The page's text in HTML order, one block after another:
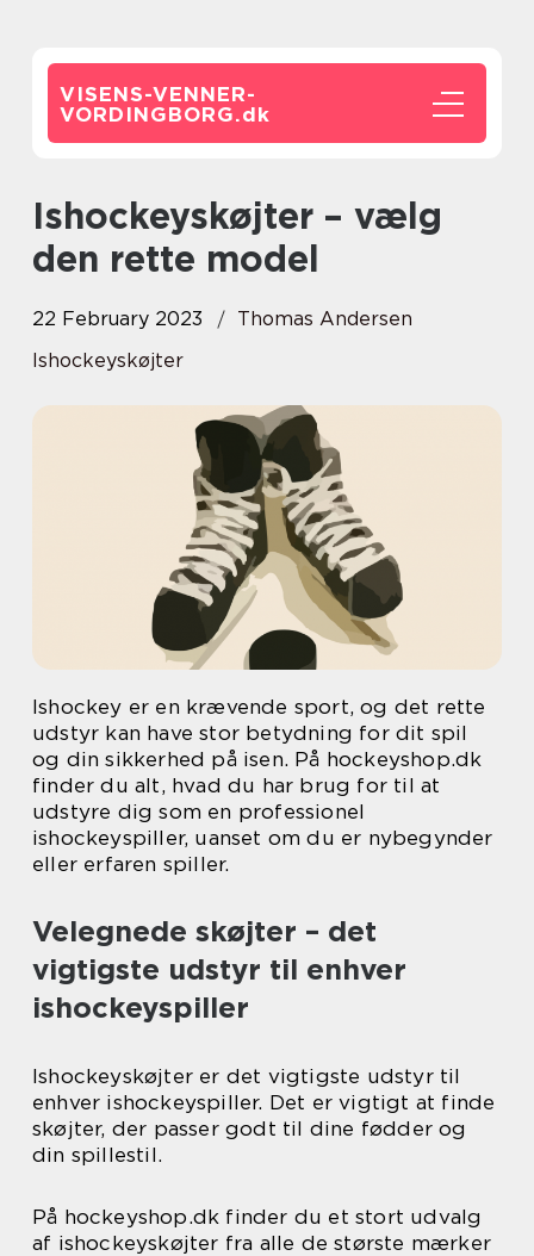
VISENS-VENNER-
VORDINGBORG.dk
Ishockeyskøjter – vælg
den rette model
22 February 2023
Thomas Andersen
Ishockeyskøjter
Ishockey er en krævende sport, og det rette
udstyr kan have stor betydning for dit spil
og din sikkerhed på isen. På hockeyshop.dk
finder du alt, hvad du har brug for til at
udstyre dig som en professionel
ishockeyspiller, uanset om du er nybegynder
eller erfaren spiller.
Velegnede skøjter – det
vigtigste udstyr til enhver
ishockeyspiller
Ishockeyskøjter er det vigtigste udstyr til
enhver ishockeyspiller. Det er vigtigt at finde
skøjter, der passer godt til dine fødder og
din spillestil.
På hockeyshop.dk finder du et stort udvalg
af ishockeyskøjter fra alle de største mærker